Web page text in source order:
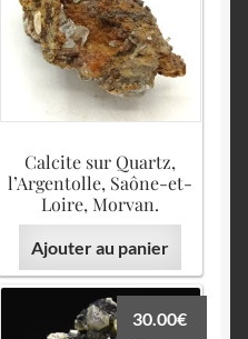
Calcite sur Quartz,
l’Argentolle, Saône-et-
Loire, Morvan.
Ajouter au panier
30.00€